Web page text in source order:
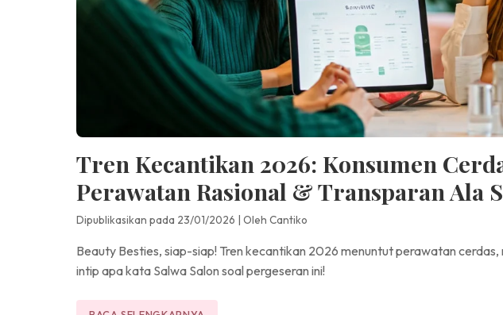
Tren Kecantikan 2026: Konsumen
Perawatan Rasional & Transparan Ala
Dipublikasikan pada 23/01/2026 | Oleh Cantiko
Beauty Besties, siap-siap! Tren kecantikan 2026 menuntut perawatan cerdas,
intip apa kata Salwa Salon soal pergeseran ini!